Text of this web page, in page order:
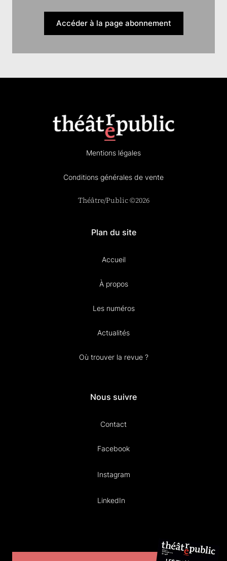
Accéder à la page abonnement
Mentions légales
Conditions générales de vente
Théâtre/Public ©2026
Plan du site
Accueil
À propos
Les numéros
Actualités
Où trouver la revue ?
Nous suivre
Contact
Facebook
Instagram
LinkedIn